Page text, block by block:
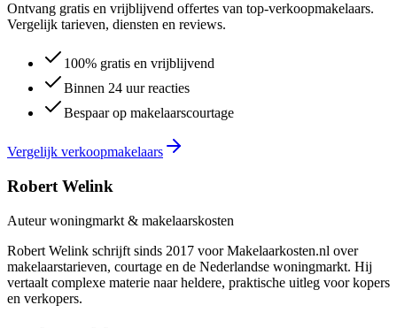
Ontvang gratis en vrijblijvend offertes van top-verkoopmakelaars.
Vergelijk tarieven, diensten en reviews.
100% gratis en vrijblijvend
Binnen 24 uur reacties
Bespaar op makelaarscourtage
Vergelijk verkoopmakelaars
Robert Welink
Auteur woningmarkt & makelaarskosten
Robert Welink schrijft sinds 2017 voor Makelaarkosten.nl over
makelaarstarieven, courtage en de Nederlandse woningmarkt. Hij
vertaalt complexe materie naar heldere, praktische uitleg voor kopers
en verkopers.